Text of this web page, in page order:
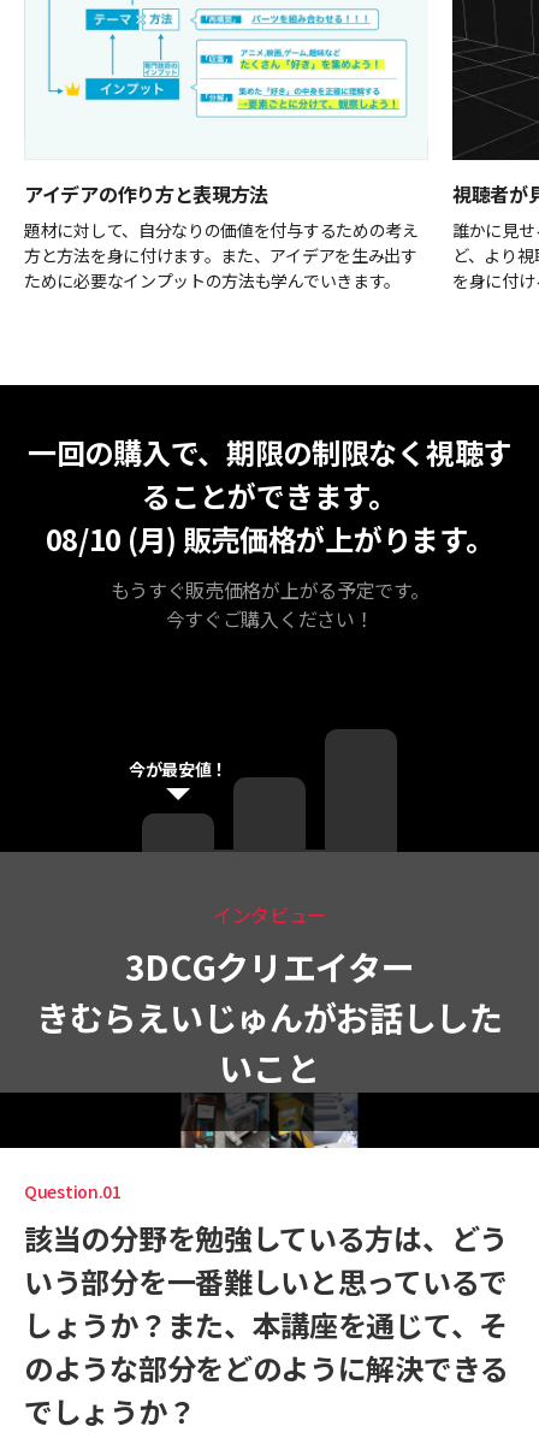
アイデアの作り方と表現方法
題材に対して、自分なりの価値を付与するための考え
方と方法を身に付けます。また、アイデアを生み出す
ために必要なインプットの方法も学んでいきます。
視聴者が
誰かに見
ど、より
を身に付
一回の購入で、期限の制限なく視聴す
ることができます。
08/10 (月) 販売価格が上がります。
もうすぐ販売価格が上がる予定です。
今すぐご購入ください！
今が最安値！
インタビュー
3DCGクリエイター
きむらえいじゅんがお話しした
いこと
Question.01
該当の分野を勉強している方は、どう
いう部分を一番難しいと思っているで
しょうか？また、本講座を通じて、そ
のような部分をどのように解決できる
でしょうか？